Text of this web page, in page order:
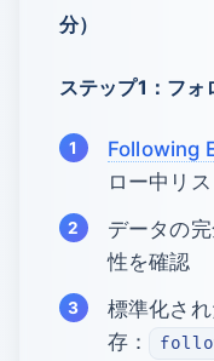
分）
ステップ1：フォ
Following
ロー中リ
データの
性を確認
標準化さ
存：